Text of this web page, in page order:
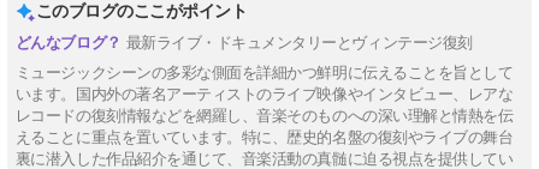
このブログのここがポイント
最新ライブ・ドキュメンタリーとヴィンテージ復刻
ミュージックシーンの多彩な側面を詳細かつ鮮明に伝えることを旨として
います。国内外の著名アーティストのライブ映像やインタビュー、レアな
レコードの復刻情報などを網羅し、音楽そのものへの深い理解と情熱を伝
えることに重点を置いています。特に、歴史的名盤の復刻やライブの舞台
裏に潜入した作品紹介を通じて、音楽活動の真髄に迫る視点を提供してい